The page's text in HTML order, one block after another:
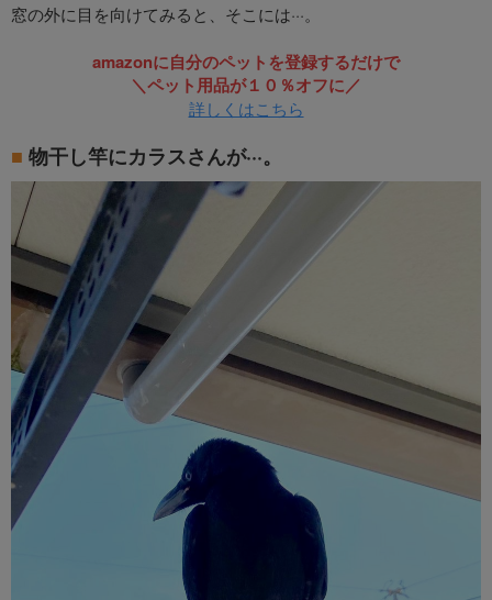
窓の外に目を向けてみると、そこには···。
amazonに自分のペットを登録するだけで
＼ペット用品が１０％オフに／
詳しくはこちら
物干し竿にカラスさんが···。